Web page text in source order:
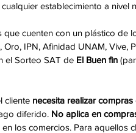
establecimiento a nivel
que cuenten con un plástico de
IPN, Afinidad UNAM, Vive,
el Sorteo SAT de El Buen fin
cliente necesita realizar
diferido. No aplica en
en los comercios. Para aquellos